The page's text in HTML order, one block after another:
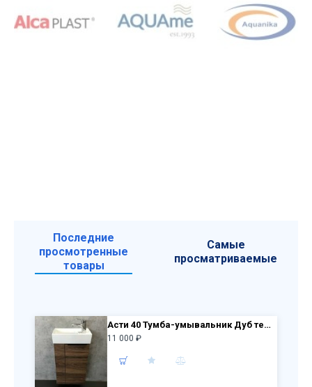
Последние
просмотренные
товары
Самые
просматриваемые
Асти 40 Тумба-умывальник Дуб темно-коричневый 400x700x220 мм с раковиной Comforty 9140
11 000 ₽